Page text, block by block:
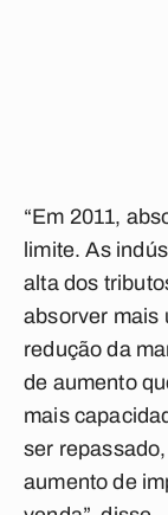
“Em 2011,
limite. As
alta dos
absorver mais
redução da
de aumento
mais
ser
aumento de